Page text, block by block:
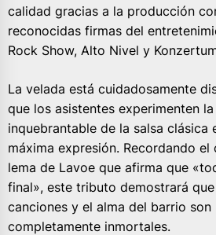
calidad gracias a la producción
reconocidas firmas del
Rock Show, Alto Nivel y
La velada está cuidadosamente
que los asistentes experimenten la
inquebrantable de la salsa clásica
máxima expresión. Recordando el
lema de Lavoe que afirma que
final», este tributo demostrará
canciones y el alma del barrio son
completamente inmortales.